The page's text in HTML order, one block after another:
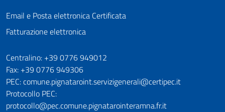
Email e Posta elettronica Certificata
Fatturazione elettronica
Numeri utili
Centralino: +39 0776 949012
Fax: +39 0776 949306
PEC: comune.pignataroint.servizigenerali@certipec.it
Protocollo PEC:
protocollo@pec.comune.pignatarointeramna.fr.it